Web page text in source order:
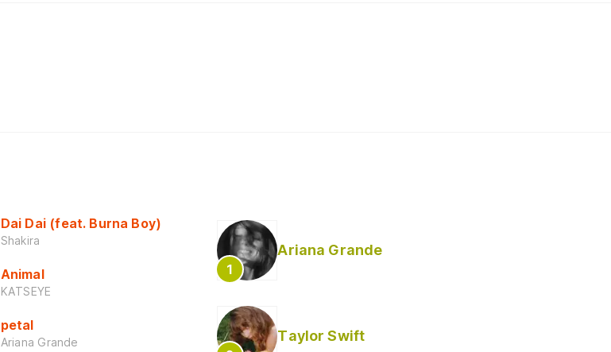
Dai Dai (feat. Burna Boy)
Shakira
Animal
KATSEYE
petal
Ariana Grande
Ariana Grande
Taylor Swift